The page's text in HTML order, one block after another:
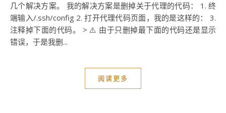
几个解决方案。 我的解决方案是删掉关于代理的代码： 1. 终
端输入/.ssh/config 2. 打开代理代码页面，我的是这样的： 3.
注释掉下面的代码。 > ⚠️ 由于只删掉最下面的代码还是显示
错误，于是我删...
阅读更多